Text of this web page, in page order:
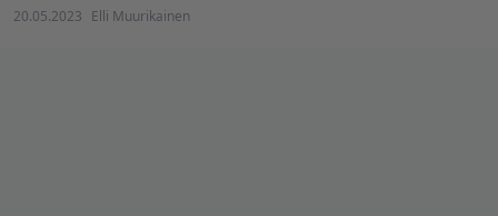
20.05.2023 Elli Muurikainen